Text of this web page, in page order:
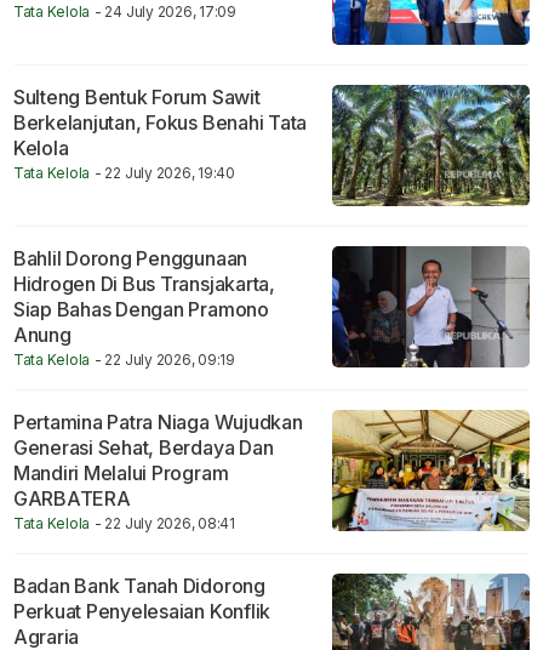
Tata Kelola - 24 July 2026, 17:09
Sulteng Bentuk Forum Sawit
Berkelanjutan, Fokus Benahi Tata
Kelola
Tata Kelola - 22 July 2026, 19:40
Bahlil Dorong Penggunaan
Hidrogen Di Bus Transjakarta,
Siap Bahas Dengan Pramono
Anung
Tata Kelola - 22 July 2026, 09:19
Pertamina Patra Niaga Wujudkan
Generasi Sehat, Berdaya Dan
Mandiri Melalui Program
GARBATERA
Tata Kelola - 22 July 2026, 08:41
Badan Bank Tanah Didorong
Perkuat Penyelesaian Konflik
Agraria